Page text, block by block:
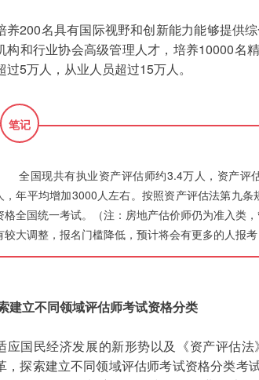
养200名具有国际视野和创新能力能够提供
构和行业协会高级管理人才，培养10000名
过5万人，从业人员超过15万人。
笔记
全国现共有执业资产评估师约3.4万人，资产
，年平均增加3000人左右。按照资产评估法第九
格全国统一考试。（注：房地产估价师仍为准入类
较大调整，报名门槛降低，预计将会有更多的人报考
建立不同领域评估师考试资格分类
应国民经济发展的新形势以及《资产评估
，探索建立不同领域评估师考试资格分类考